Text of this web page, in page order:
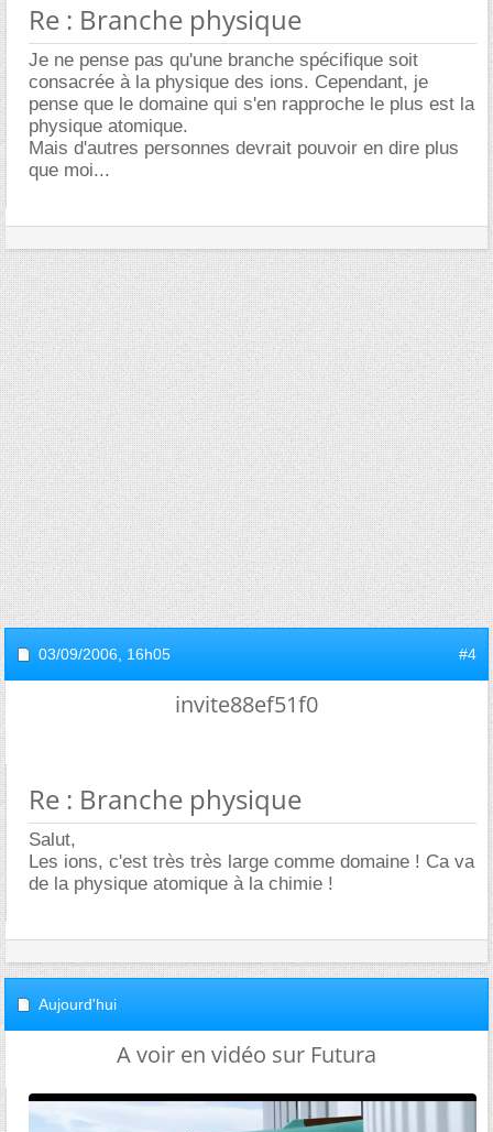
Re : Branche physique
Je ne pense pas qu'une branche spécifique soit
consacrée à la physique des ions. Cependant, je
pense que le domaine qui s'en rapproche le plus est la
physique atomique.
Mais d'autres personnes devrait pouvoir en dire plus
que moi...
03/09/2006, 16h05 #4
invite88ef51f0
Re : Branche physique
Salut,
Les ions, c'est très très large comme domaine ! Ca va
de la physique atomique à la chimie !
Aujourd'hui
A voir en vidéo sur Futura